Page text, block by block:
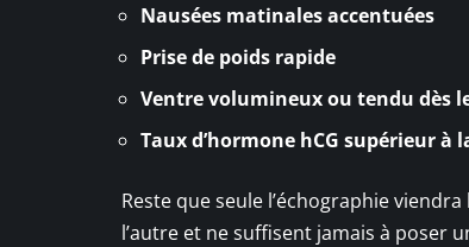
Nausées matinales accentuées
Prise de poids rapide
Ventre volumineux ou tendu dès
Taux d’hormone hCG supérieur à
Reste que seule l’échographie
l’autre et ne suffisent jamais à poser